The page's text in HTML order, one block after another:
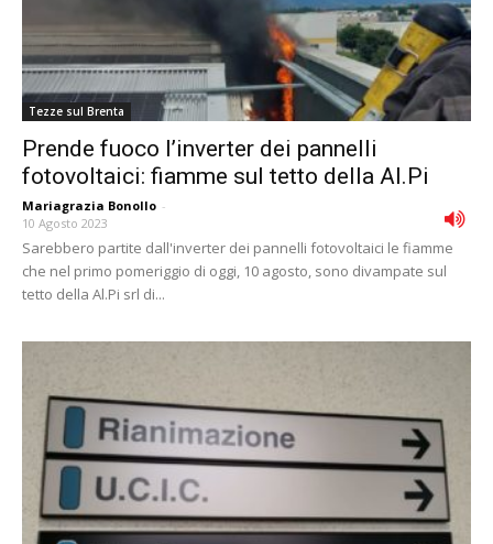
Tezze sul Brenta
Prende fuoco l’inverter dei pannelli
fotovoltaici: fiamme sul tetto della Al.Pi
Mariagrazia Bonollo -
10 Agosto 2023
Sarebbero partite dall'inverter dei pannelli fotovoltaici le fiamme
che nel primo pomeriggio di oggi, 10 agosto, sono divampate sul
tetto della Al.Pi srl di...